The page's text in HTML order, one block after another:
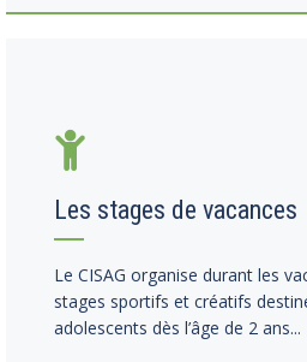
Les stages de vacances
Le CISAG organise durant les
stages sportifs et créatifs
adolescents dès l’âge de 2 ans...